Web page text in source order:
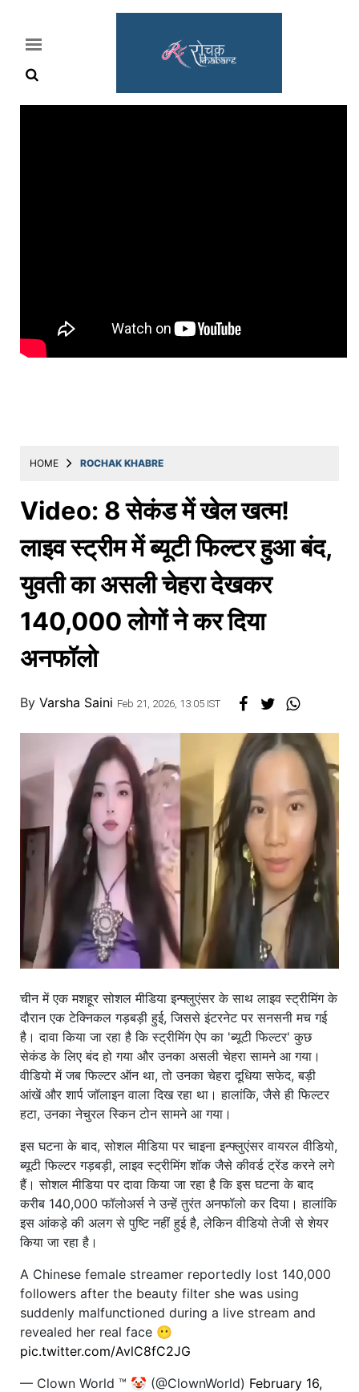
&
मराठी
मनोरंजन
स्पोर्ट्स
बिझनेस
लाईफस्टाईल
टेक्नोलॉजी
ट्रॅव्हल
HOME ROCHAK KHABRE
Video: 8 सेकंड में खेल खत्म!
लाइव स्ट्रीम में ब्यूटी फिल्टर हुआ बंद,
युवती का असली चेहरा देखकर
140,000 लोगों ने कर दिया
अनफॉलो
By Varsha Saini Feb 21, 2026, 13:05 IST
चीन में एक मशहूर सोशल मीडिया इन्फ्लुएंसर के साथ लाइव स्ट्रीमिंग के
दौरान एक टेक्निकल गड़बड़ी हुई, जिससे इंटरनेट पर सनसनी मच गई
है। दावा किया जा रहा है कि स्ट्रीमिंग ऐप का 'ब्यूटी फिल्टर' कुछ
सेकंड के लिए बंद हो गया और उनका असली चेहरा सामने आ गया।
वीडियो में जब फिल्टर ऑन था, तो उनका चेहरा दूधिया सफेद, बड़ी
आंखें और शार्प जॉलाइन वाला दिख रहा था। हालांकि, जैसे ही फिल्टर
हटा, उनका नेचुरल स्किन टोन सामने आ गया।
इस घटना के बाद, सोशल मीडिया पर चाइना इन्फ्लुएंसर वायरल वीडियो,
ब्यूटी फिल्टर गड़बड़ी, लाइव स्ट्रीमिंग शॉक जैसे कीवर्ड ट्रेंड करने लगे
हैं। सोशल मीडिया पर दावा किया जा रहा है कि इस घटना के बाद
करीब 140,000 फॉलोअर्स ने उन्हें तुरंत अनफॉलो कर दिया। हालांकि
इस आंकड़े की अलग से पुष्टि नहीं हुई है, लेकिन वीडियो तेजी से शेयर
किया जा रहा है।
A Chinese female streamer reportedly lost 140,000
followers after the beauty filter she was using
suddenly malfunctioned during a live stream and
revealed her real face 😶
pic.twitter.com/AvlC8fC2JG
— Clown World ™ 🤡 (@ClownWorld) February 16,